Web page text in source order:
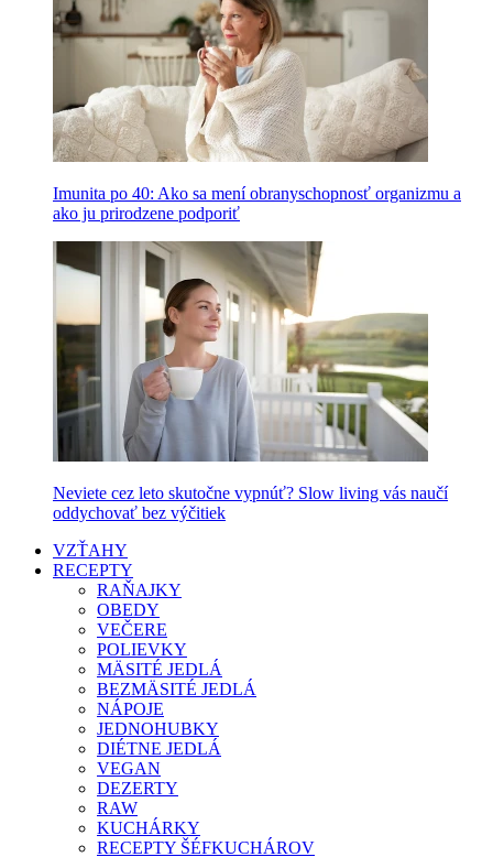
Imunita po 40: Ako sa mení obranyschopnosť organizmu a
ako ju prirodzene podporiť
Neviete cez leto skutočne vypnúť? Slow living vás naučí
oddychovať bez výčitiek
VZŤAHY
RECEPTY
RAŇAJKY
OBEDY
VEČERE
POLIEVKY
MÄSITÉ JEDLÁ
BEZMÄSITÉ JEDLÁ
NÁPOJE
JEDNOHUBKY
DIÉTNE JEDLÁ
VEGAN
DEZERTY
RAW
KUCHÁRKY
RECEPTY ŠÉFKUCHÁROV